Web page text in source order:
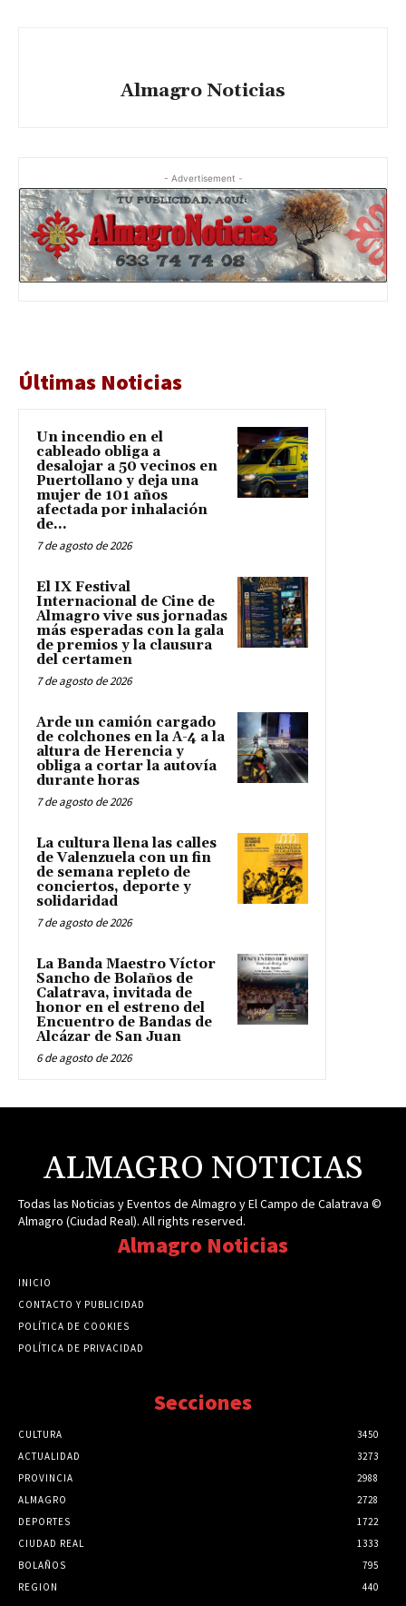
Almagro Noticias
- Advertisement -
Últimas Noticias
Un incendio en el
cableado obliga a
desalojar a 50 vecinos en
Puertollano y deja una
mujer de 101 años
afectada por inhalación
de...
7 de agosto de 2026
El IX Festival
Internacional de Cine de
Almagro vive sus jornadas
más esperadas con la gala
de premios y la clausura
del certamen
7 de agosto de 2026
Arde un camión cargado
de colchones en la A-4 a la
altura de Herencia y
obliga a cortar la autovía
durante horas
7 de agosto de 2026
La cultura llena las calles
de Valenzuela con un fin
de semana repleto de
conciertos, deporte y
solidaridad
7 de agosto de 2026
La Banda Maestro Víctor
Sancho de Bolaños de
Calatrava, invitada de
honor en el estreno del
Encuentro de Bandas de
Alcázar de San Juan
6 de agosto de 2026
ALMAGRO NOTICIAS
Todas las Noticias y Eventos de Almagro y El Campo de Calatrava ©
Almagro (Ciudad Real). All rights reserved.
Almagro Noticias
INICIO
CONTACTO Y PUBLICIDAD
POLÍTICA DE COOKIES
POLÍTICA DE PRIVACIDAD
Secciones
CULTURA
3450
ACTUALIDAD
3273
PROVINCIA
2988
ALMAGRO
2728
DEPORTES
1722
CIUDAD REAL
1333
BOLAÑOS
795
REGION
440